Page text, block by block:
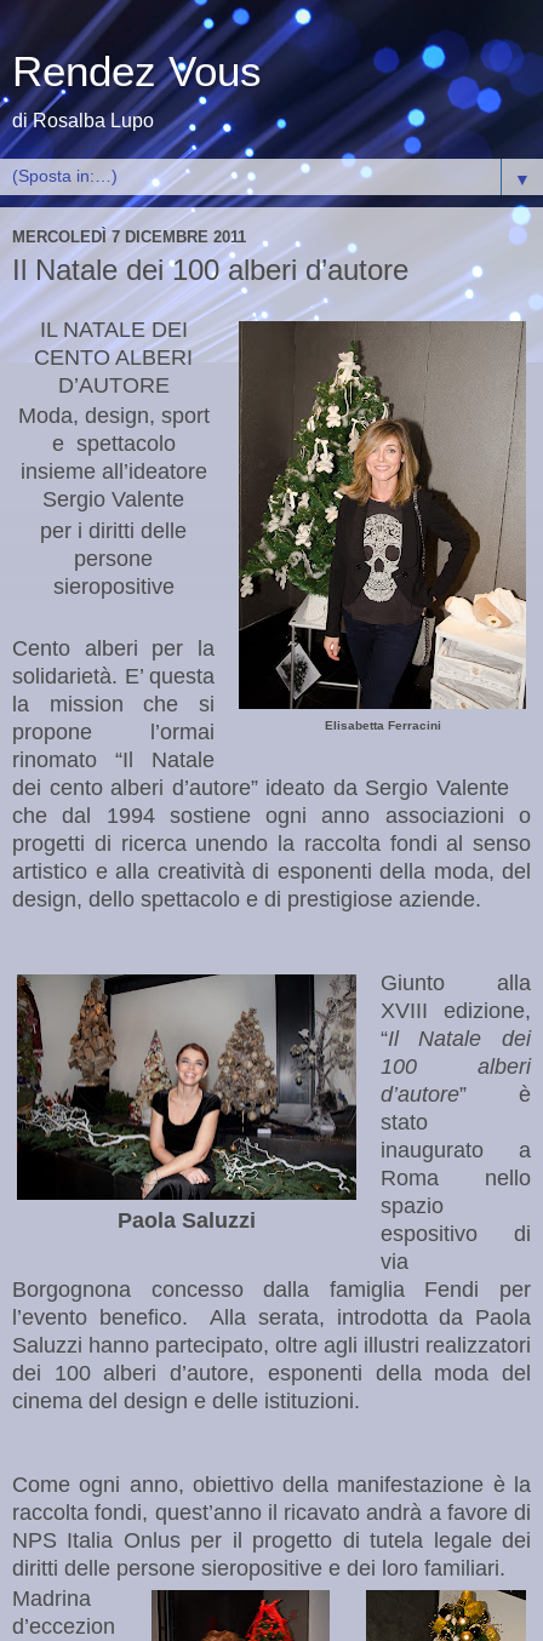
Rendez Vous
di Rosalba Lupo
▼
MERCOLEDÌ 7 DICEMBRE 2011
Il Natale dei 100 alberi d’autore
Elisabetta Ferracini
IL NATALE DEI
CENTO ALBERI
D’AUTORE
Moda, design, sport
e spettacolo
insieme all’ideatore
Sergio Valente
per i diritti delle
persone
sieropositive
Cento alberi per la
solidarietà. E’ questa
la mission che si
propone l’ormai
rinomato “Il Natale
dei cento alberi d’autore” ideato da Sergio Valente
che dal 1994 sostiene ogni anno associazioni o
progetti di ricerca unendo la raccolta fondi al senso
artistico e alla creatività di esponenti della moda, del
design, dello spettacolo e di prestigiose aziende.
Paola Saluzzi
Giunto alla
XVIII edizione,
“Il Natale dei
100 alberi
d’autore” è
stato
inaugurato a
Roma nello
spazio
espositivo di
via
Borgognona concesso dalla famiglia Fendi per
l’evento benefico. Alla serata, introdotta da Paola
Saluzzi hanno partecipato, oltre agli illustri realizzatori
dei 100 alberi d’autore, esponenti della moda del
cinema del design e delle istituzioni.
Come ogni anno, obiettivo della manifestazione è la
raccolta fondi, quest’anno il ricavato andrà a favore di
NPS Italia Onlus per il progetto di tutela legale dei
diritti delle persone sieropositive e dei loro familiari.
Madrina
d’eccezion